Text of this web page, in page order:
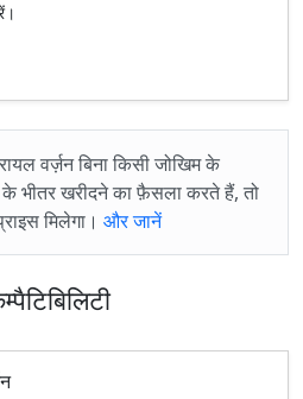
वर्ज़न बिना किसी जोखिम के
भीतर खरीदने का फ़ैसला करते हैं, तो
मिलेगा। और जानें